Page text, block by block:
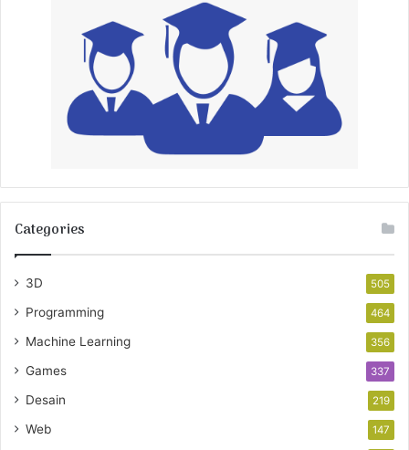
Categories
3D 505
Programming 464
Machine Learning 356
Games 337
Desain 219
Web 147